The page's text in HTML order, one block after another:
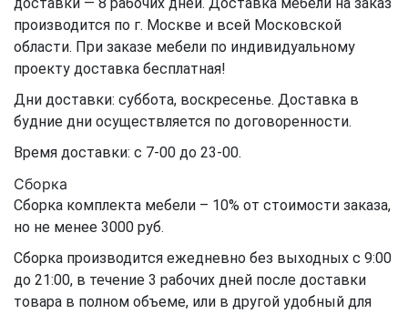
производится по г. Москве и всей Московской
области. При заказе мебели по индивидуальному
проекту доставка бесплатная!
Дни доставки: суббота, воскресенье. Доставка в
будние дни осуществляется по договоренности.
Время доставки: с 7-00 до 23-00.
Сборка
Сборка комплекта мебели – 10% от стоимости заказа,
но не менее 3000 руб.
Сборка производится ежедневно без выходных с 9:00
до 21:00, в течение 3 рабочих дней после доставки
товара в полном объеме, или в другой удобный для